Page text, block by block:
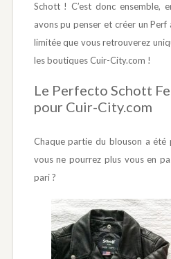
Schott ! C’est donc ensemble,
avons pu penser et créer un
limitée que vous retrouverez
les boutiques Cuir-City.com !
Le Perfecto Schott
pour Cuir-City.com
Chaque partie du blouson a été
vous ne pourrez plus vous en
pari ?